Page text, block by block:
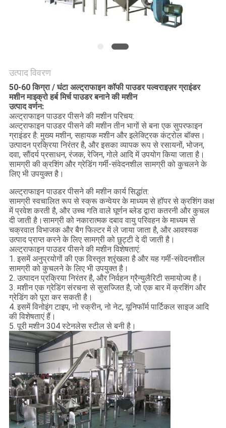
गोपनीयता
नीति
उत्पाद विवरण
50-60 किग्रा / घंटा अल्ट्राफाइन कॉफी पाउडर पल्वराइज़र ग्राइंडर
मशीन माइक्रो हर्ब मिर्च पाउडर बनाने की मशीन
उत्पाद वर्णन:
अल्ट्राफाइन पाउडर पीसने की मशीन परिचय:
अल्ट्राफाइन पाउडर पीसने की मशीन तीन भागों से बना एक सुपरफाइन
ग्राइंडर है: मुख्य मशीन, सहायक मशीन और इलेक्ट्रिक कंट्रोल बॉक्स।
उत्पादन प्रक्रिया निरंतर है, और इसका व्यापक रूप से रसायनों, भोजन,
दवा, सौंदर्य प्रसाधन, रंजक, रेजिन, गोले आदि में उपयोग किया जाता है।
सामग्री की क्रशिंग और ग्रेडिंग गर्मी-संवेदनशील सामग्री को कुचलने के
लिए भी उपयुक्त है।
अल्ट्राफाइन पाउडर पीसने की मशीन कार्य सिद्धांत:
सामग्री स्वचालित रूप से स्क्रू कन्वेयर के माध्यम से हॉपर से क्रशिंग कक्ष
में प्रवेश करती है, और उच्च गति वाले घूर्णन ब्लेड द्वारा कतरनी और कुचल
दी जाती है।सामग्री को नकारात्मक दबाव वायु परिवहन के माध्यम से
चक्रवात विभाजक और बैग फिल्टर में ले जाया जाता है, और आवश्यक
उत्पाद प्राप्त करने के लिए सामग्री को छुट्टी दे दी जाती है।
अल्ट्राफाइन पाउडर पीसने की मशीन विशेषताएं:
1. इसमें अनुप्रयोगों की एक विस्तृत श्रृंखला है और यह गर्मी-संवेदनशील
सामग्री को कुचलने के लिए भी उपयुक्त है।
2. उत्पादन प्रक्रिया निरंतर है, और निर्वहन ग्रैन्युलैरिटी समायोज्य है।
3. मशीन एक ग्रेडिंग संरचना से सुसज्जित है, जो एक बार में क्रशिंग और
ग्रेडिंग को पूरा कर सकती है।
4. इसमें विनोइंग टाइप, नो स्क्रीन, नो नेट, यूनिफॉर्म पार्टिकल साइज आदि
की विशेषताएं हैं।
5. पूरी मशीन 304 स्टेनलेस स्टील से बनी है।